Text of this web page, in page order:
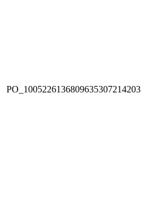
PO_1005226136809635307214203